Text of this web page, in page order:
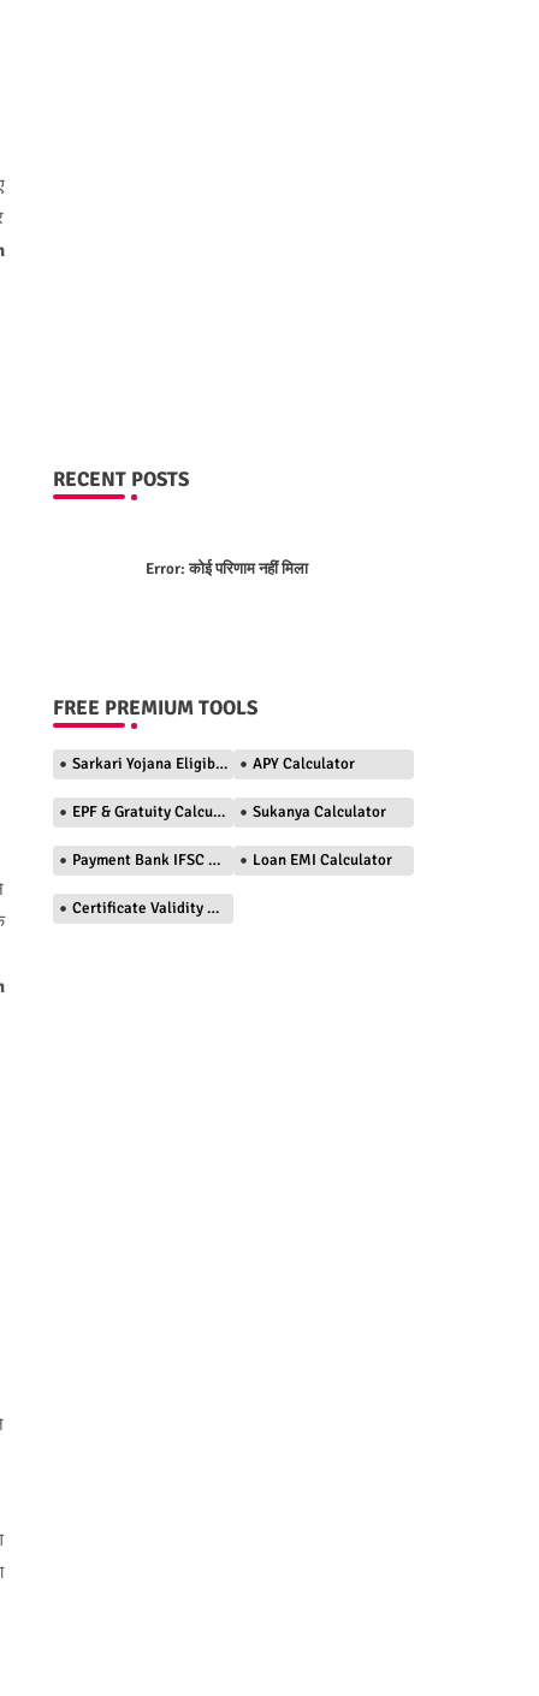
RECENT POSTS
Error:कोई परिणाम नहीं मिला
FREE PREMIUM TOOLS
Sarkari Yojana Eligibility Checker APY Calculator
EPF & Gratuity Calculator Sukanya Calculator
Payment Bank IFSC Finder Loan EMI Calculator
Certificate Validity Checker